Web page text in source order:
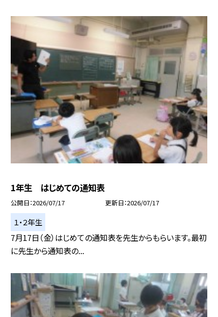
1年生 はじめての通知表
公開日 2026/07/17 更新日 2026/07/17
１・２年生
7月17日（金）はじめての通知表を先生からもらいます。最初
に先生から通知表の...